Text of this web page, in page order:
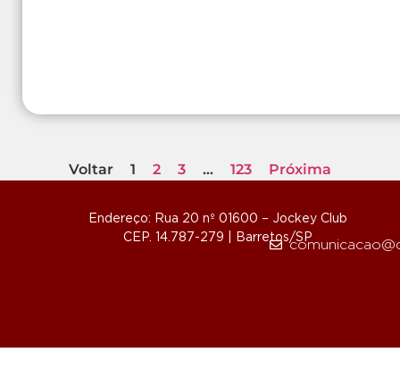
Voltar 1 2 3 … 123 Próxima
Endereço: Rua 20 nº 01600 – Jockey Club
CEP. 14.787-279 | Barretos/SP